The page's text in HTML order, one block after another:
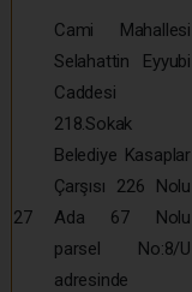
27
Cami Mahallesi
Selahattin Eyyubi
Caddesi
218.Sokak
Belediye Kasaplar
Çarşısı 226 Nolu
Ada 67 Nolu
parsel No:8/U
adresinde